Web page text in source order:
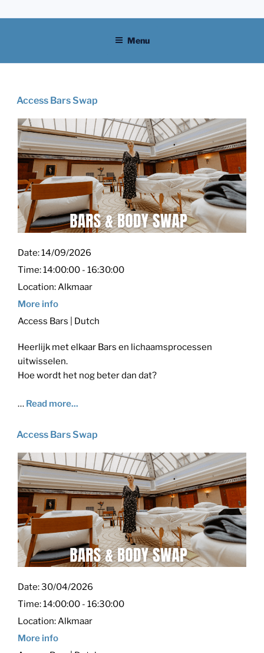
to
Menu
Access Bars Swap
Date:14/09/2026
Time:14:00:00 - 16:30:00
Location:Alkmaar
More info
Access Bars | Dutch
Heerlijk met elkaar Bars en lichaamsprocessen
uitwisselen.
Hoe wordt het nog beter dan dat?
… Read more...
Access Bars Swap
Date:30/04/2026
Time:14:00:00 - 16:30:00
Location:Alkmaar
More info